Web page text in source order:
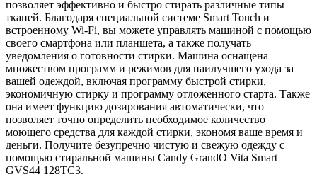
позволяет эффективно и быстро стирать различные типы
тканей. Благодаря специальной системе Smart Touch и
встроенному Wi-Fi, вы можете управлять машиной с помощью
своего смартфона или планшета, а также получать
уведомления о готовности стирки. Машина оснащена
множеством программ и режимов для наилучшего ухода за
вашей одеждой, включая программу быстрой стирки,
экономичную стирку и программу отложенного старта. Также
она имеет функцию дозирования автоматически, что
позволяет точно определить необходимое количество
моющего средства для каждой стирки, экономя ваше время и
деньги. Получите безупречно чистую и свежую одежду с
помощью стиральной машины Candy GrandO Vita Smart
GVS44 128TC3.